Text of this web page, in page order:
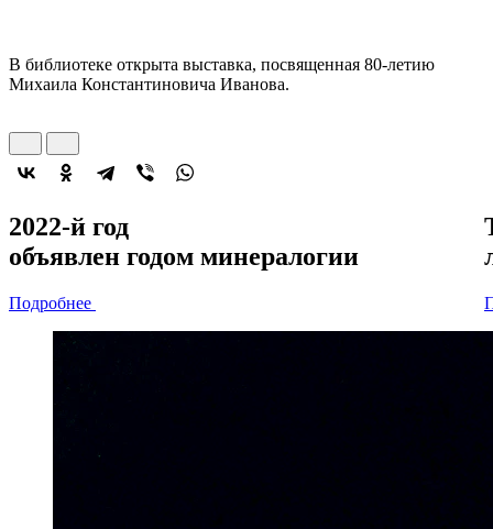
В библиотеке открыта выставка, посвященная 80-летию
Михаила Константиновича Иванова.
2022-й год
объявлен годом минералогии
Подробнее